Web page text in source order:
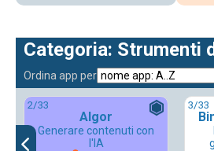
Categoria: Strumenti
Ordina app per
2/33
Algor
Generare contenuti con
l'IA
3/33